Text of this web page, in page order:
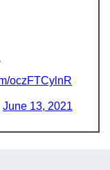
oczFTCylnR
June 13, 2021